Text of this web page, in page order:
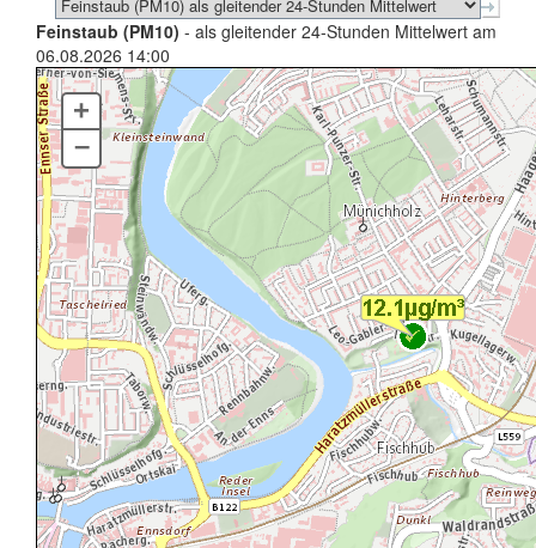
Feinstaub (PM10) - als gleitender 24-Stunden Mittelwert am
06.08.2026 14:00
+
–